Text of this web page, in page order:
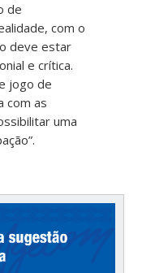
de
com o
deve estar
e crítica.
jogo de
com as
uma